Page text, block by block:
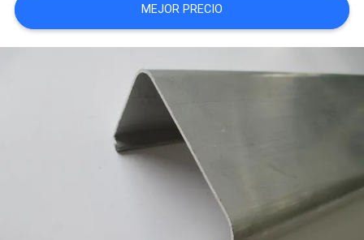
PIDA
UNA
MEJOR PRECIO